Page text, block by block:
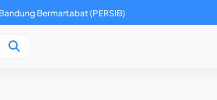
Bermartabat (PERSIB)